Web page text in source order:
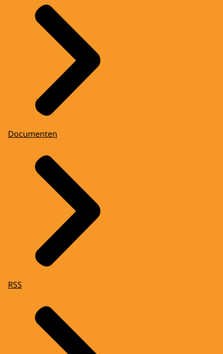
Documenten
RSS